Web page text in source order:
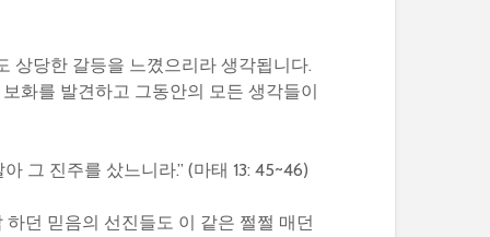
상당한 갈등을 느꼈으리라 생각됩니다.
화를 발견하고 그동안의 모든 생각들이
그 진주를 샀느니라.” (마태 13: 45~46)
던 믿음의 선진들도 이 같은 쩔쩔 매던